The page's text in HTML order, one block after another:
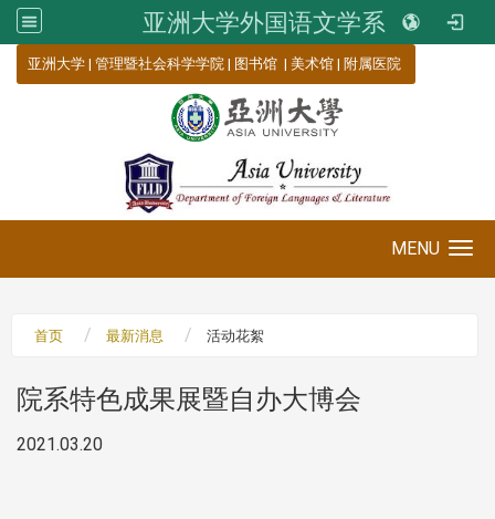
亚洲大学外国语文学系
亚洲大学 | 管理暨社会科学学院 | 图书馆 | 美术馆 | 附属医院
MENU
首页 最新消息 活动花絮
院系特色成果展暨自办大博会
2021.03.20